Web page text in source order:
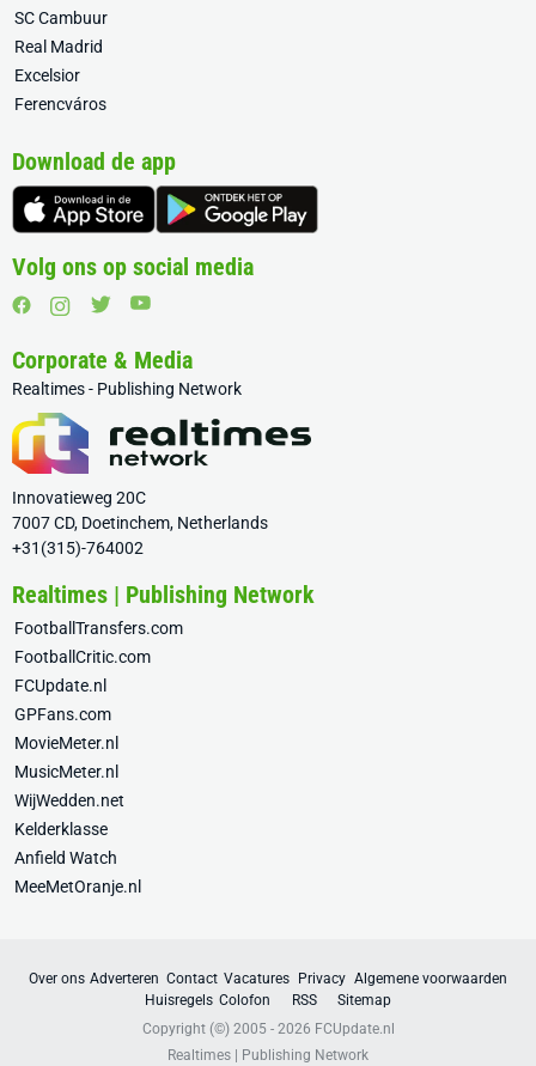
SC Cambuur
Real Madrid
Excelsior
Ferencváros
Download de app
Volg ons op social media
Corporate & Media
Realtimes - Publishing Network
Innovatieweg 20C
7007 CD, Doetinchem, Netherlands
+31(315)-764002
Realtimes | Publishing Network
FootballTransfers.com
FootballCritic.com
FCUpdate.nl
GPFans.com
MovieMeter.nl
MusicMeter.nl
WijWedden.net
Kelderklasse
Anfield Watch
MeeMetOranje.nl
Over ons Adverteren Contact Vacatures Privacy Algemene voorwaarden
Huisregels Colofon RSS
Sitemap
Copyright (©) 2005 - 2026 FCUpdate.nl
Realtimes | Publishing Network